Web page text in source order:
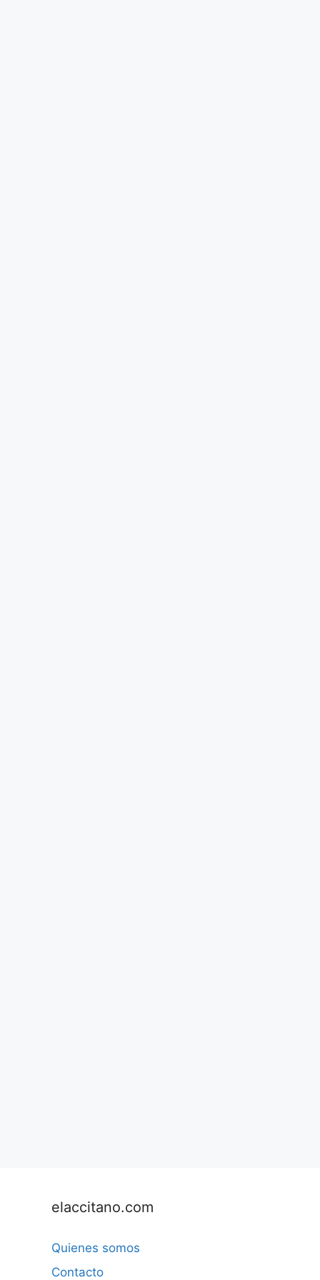
elaccitano.com
Quienes somos
Contacto